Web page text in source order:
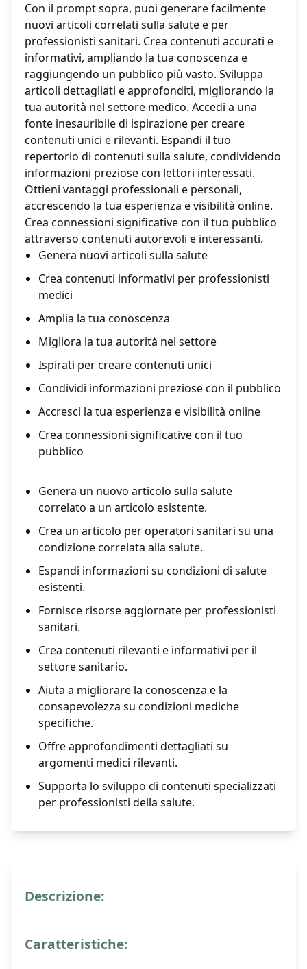
Con il prompt sopra, puoi generare facilmente
nuovi articoli correlati sulla salute e per
professionisti sanitari. Crea contenuti accurati e
informativi, ampliando la tua conoscenza e
raggiungendo un pubblico più vasto. Sviluppa
articoli dettagliati e approfonditi, migliorando la
tua autorità nel settore medico. Accedi a una
fonte inesauribile di ispirazione per creare
contenuti unici e rilevanti. Espandi il tuo
repertorio di contenuti sulla salute, condividendo
informazioni preziose con lettori interessati.
Ottieni vantaggi professionali e personali,
accrescendo la tua esperienza e visibilità online.
Crea connessioni significative con il tuo pubblico
attraverso contenuti autorevoli e interessanti.
Genera nuovi articoli sulla salute
Crea contenuti informativi per professionisti
medici
Amplia la tua conoscenza
Migliora la tua autorità nel settore
Ispirati per creare contenuti unici
Condividi informazioni preziose con il pubblico
Accresci la tua esperienza e visibilità online
Crea connessioni significative con il tuo
pubblico
Genera un nuovo articolo sulla salute
correlato a un articolo esistente.
Crea un articolo per operatori sanitari su una
condizione correlata alla salute.
Espandi informazioni su condizioni di salute
esistenti.
Fornisce risorse aggiornate per professionisti
sanitari.
Crea contenuti rilevanti e informativi per il
settore sanitario.
Aiuta a migliorare la conoscenza e la
consapevolezza su condizioni mediche
specifiche.
Offre approfondimenti dettagliati su
argomenti medici rilevanti.
Supporta lo sviluppo di contenuti specializzati
per professionisti della salute.
Descrizione:
Caratteristiche: